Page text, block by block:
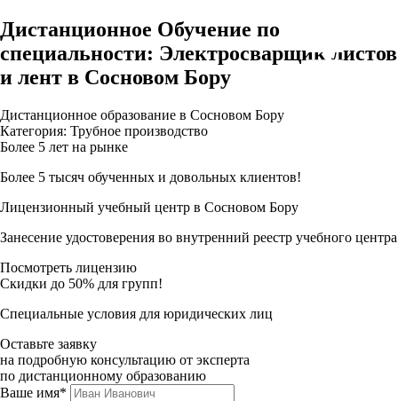
Дистанционное Обучение по
специальности: Электросварщик листов
и лент в Сосновом Бору
Дистанционное образование в Сосновом Бору
Категория: Трубное производство
Более 5 лет на рынке
Более 5 тысяч обученных и довольных клиентов!
Лицензионный учебный центр в Сосновом Бору
Занесение удостоверения во внутренний реестр учебного центра
Посмотреть лицензию
Скидки до 50% для групп!
Специальные условия для юридических лиц
Оставьте заявку
на подробную консультацию от эксперта
по дистанционному образованию
Ваше имя*